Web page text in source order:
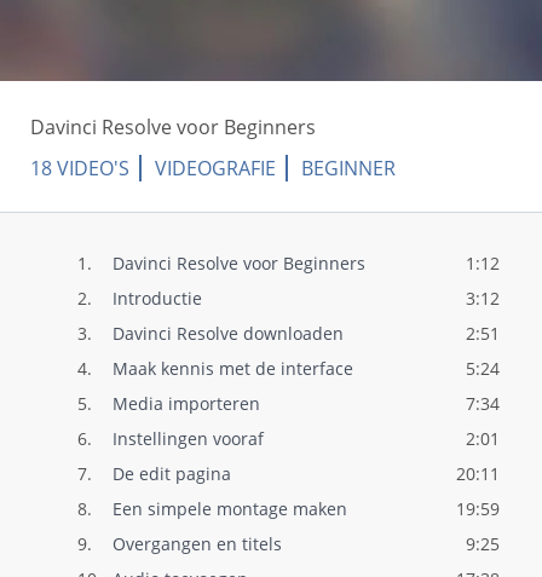
Davinci Resolve voor Beginners
18 VIDEO'S
VIDEOGRAFIE BEGINNER
1. Davinci Resolve voor Beginners
1:12
2.
Introductie
3:12
3.
Davinci Resolve downloaden
2:51
4.
Maak kennis met de interface
5:24
5.
Media importeren
7:34
6.
Instellingen vooraf
2:01
7.
De edit pagina
20:11
8.
Een simpele montage maken
19:59
9.
Overgangen en titels
9:25